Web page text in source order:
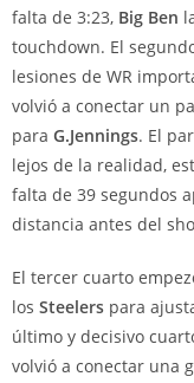
falta de 3:23, Big Ben
touchdown. El
lesiones de WR
volvió a conectar un
para G.Jennings. El
lejos de la realidad,
falta de 39 segundos
distancia antes del
El tercer cuarto
los Steelers para
último y decisivo
volvió a conectar una